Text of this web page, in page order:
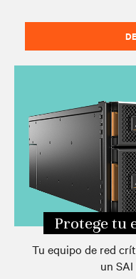
Protege tu
Tu equipo de red
un